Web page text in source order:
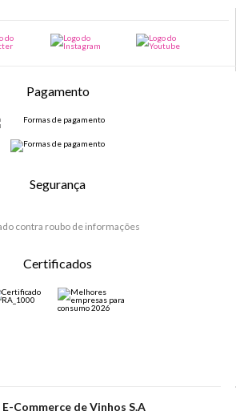
Pagamento
Segurança
contra roubo de informações
Certificados
Commerce de Vinhos S.A